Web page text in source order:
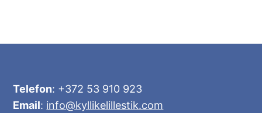
Telefon: +372 53 910 923
Email: info@kyllikelillestik.com